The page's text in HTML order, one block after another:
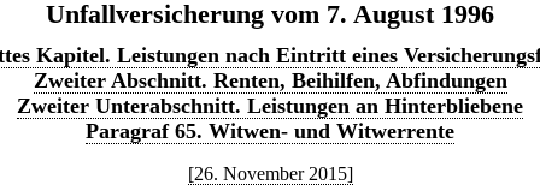
Unfallversicherung vom 7. August 1996
Kapitel. Leistungen nach Eintritt eines
Zweiter Abschnitt. Renten, Beihilfen, Abfindungen
Zweiter Unterabschnitt. Leistungen an Hinterbliebene
Paragraf 65. Witwen- und Witwerrente
[26. November 2015]